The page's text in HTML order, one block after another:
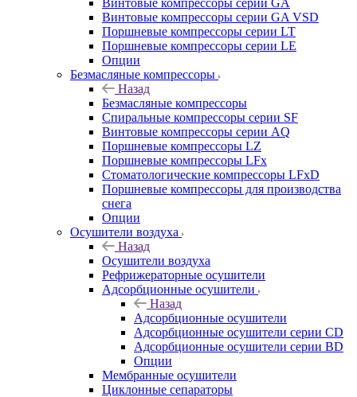
Винтовые компрессоры cерии GA
Винтовые компрессоры cерии GA VSD
Поршневые компрессоры серии LT
Поршневые компрессоры серии LE
Опции
Безмасляные компрессоры
Назад
Безмасляные компрессоры
Спиральные компрессоры серии SF
Винтовые компрессоры серии AQ
Поршневые компрессоры LZ
Поршневые компрессоры LFx
Стоматологические компрессоры LFxD
Поршневые компрессоры для производства
снега
Опции
Осушители воздуха
Назад
Осушители воздуха
Рефрижераторные осушители
Адсорбционные осушители
Назад
Адсорбционные осушители
Адсорбционные осушители серии CD
Адсорбционные осушители серии BD
Опции
Мембранные осушители
Циклонные сепараторы